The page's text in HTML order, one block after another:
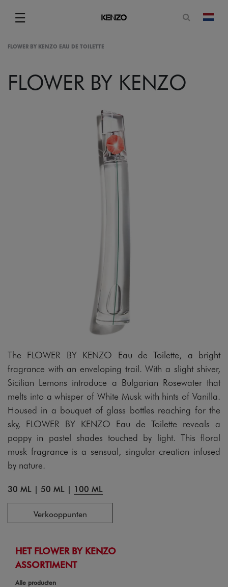
☰
Menu
Open
FLOWER BY KENZO EAU DE TOILETTE
FLOWER BY KENZO
The FLOWER BY KENZO Eau de Toilette, a bright
fragrance with an enveloping trail. With a slight shiver,
Sicilian Lemons introduce a Bulgarian Rosewater that
melts into a whisper of White Musk with hints of Vanilla.
Housed in a bouquet of glass bottles reaching for the
sky, FLOWER BY KENZO Eau de Toilette reveals a
poppy in pastel shades touched by light. This floral
musk fragrance is a sensual, singular creation infused
by nature.
30 ML | 50 ML | 100 ML
Verkooppunten
HET FLOWER BY KENZO
ASSORTIMENT
Alle producten